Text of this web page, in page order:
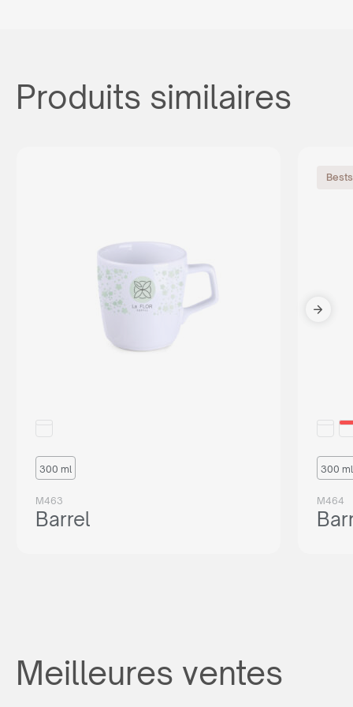
Produits similaires
300 ml
M463
Barrel
300 ml
M464
Meilleures ventes